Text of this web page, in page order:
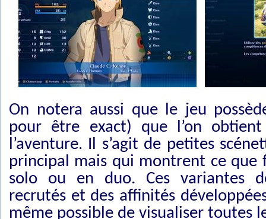
On notera aussi que le jeu
pour être exact) que l’on
l’aventure. Il s’agit de petites
principal mais qui montrent ce que
solo ou en duo. Ces variantes
recrutés et des affinités
même possible de visualiser toutes